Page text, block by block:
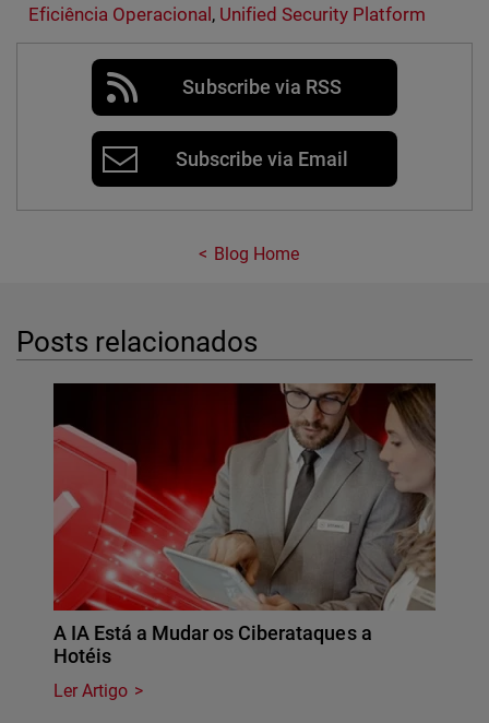
Eficiência Operacional , Unified Security Platform
Subscribe via RSS
Subscribe via Email
Blog Home
Posts relacionados
A IA Está a Mudar os Ciberataques a
Hotéis
Ler Artigo